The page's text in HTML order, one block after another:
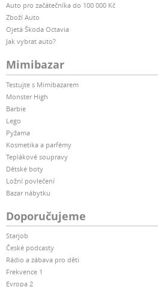
Auto pro začátečníka do 100 000 Kč
Zboží Auto
Ojetá Škoda Octavia
Jak vybrat auto?
Mimibazar
Testujte s Mimibazarem
Monster High
Barbie
Lego
Pyžama
Kosmetika a parfémy
Teplákové soupravy
Dětské boty
Ložní povlečení
Bazar nábytku
Doporučujeme
Starjob
České podcasty
Rádio a zábava pro děti
Frekvence 1
Evropa 2